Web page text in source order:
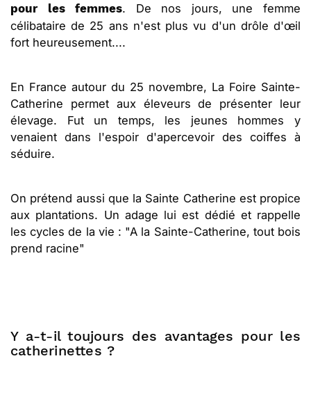
pour les femmes. De nos jours, une femme
célibataire de 25 ans n'est plus vu d'un drôle d'œil
fort heureusement....
En France autour du 25 novembre, La Foire Sainte-
Catherine permet aux éleveurs de présenter leur
élevage. Fut un temps, les jeunes hommes y
venaient dans l'espoir d'apercevoir des coiffes à
séduire.
On prétend aussi que la Sainte Catherine est propice
aux plantations. Un adage lui est dédié et rappelle
les cycles de la vie : "A la Sainte-Catherine, tout bois
prend racine"
Y a-t-il toujours des avantages pour les
catherinettes ?